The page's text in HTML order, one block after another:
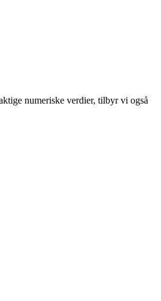
numeriske verdier, tilbyr vi også